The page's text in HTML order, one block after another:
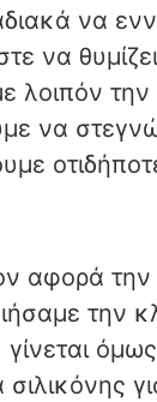
να
να
λοιπόν την
να
αφορά την
την
γίνεται